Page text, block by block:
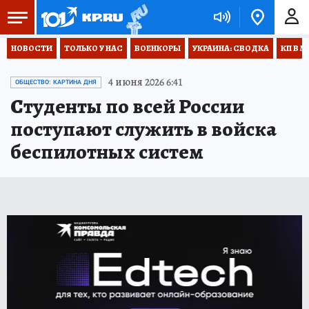
НОВОСТИ ТОЛЬКО У НАС ВОЕНКОРЫ УКРАИНА: СВОДКА КП В
ОБЩЕСТВО: КАРТИНА ДНЯ 4 июня 2026 6:41
Студенты по всей России
поступают служить в войска
беспилотных систем